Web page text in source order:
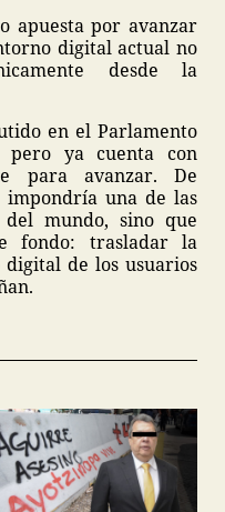
apuesta por avanzar
digital actual no
desde la
en el Parlamento
ya cuenta con
para avanzar. De
impondría una de las
mundo, sino que
fondo: trasladar la
de los usuarios